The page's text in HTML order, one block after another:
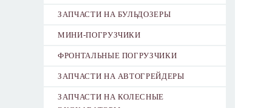
ЗАПЧАСТИ НА БУЛЬДОЗЕРЫ
МИНИ-ПОГРУЗЧИКИ
ФРОНТАЛЬНЫЕ ПОГРУЗЧИКИ
ЗАПЧАСТИ НА АВТОГРЕЙДЕРЫ
ЗАПЧАСТИ НА КОЛЕСНЫЕ